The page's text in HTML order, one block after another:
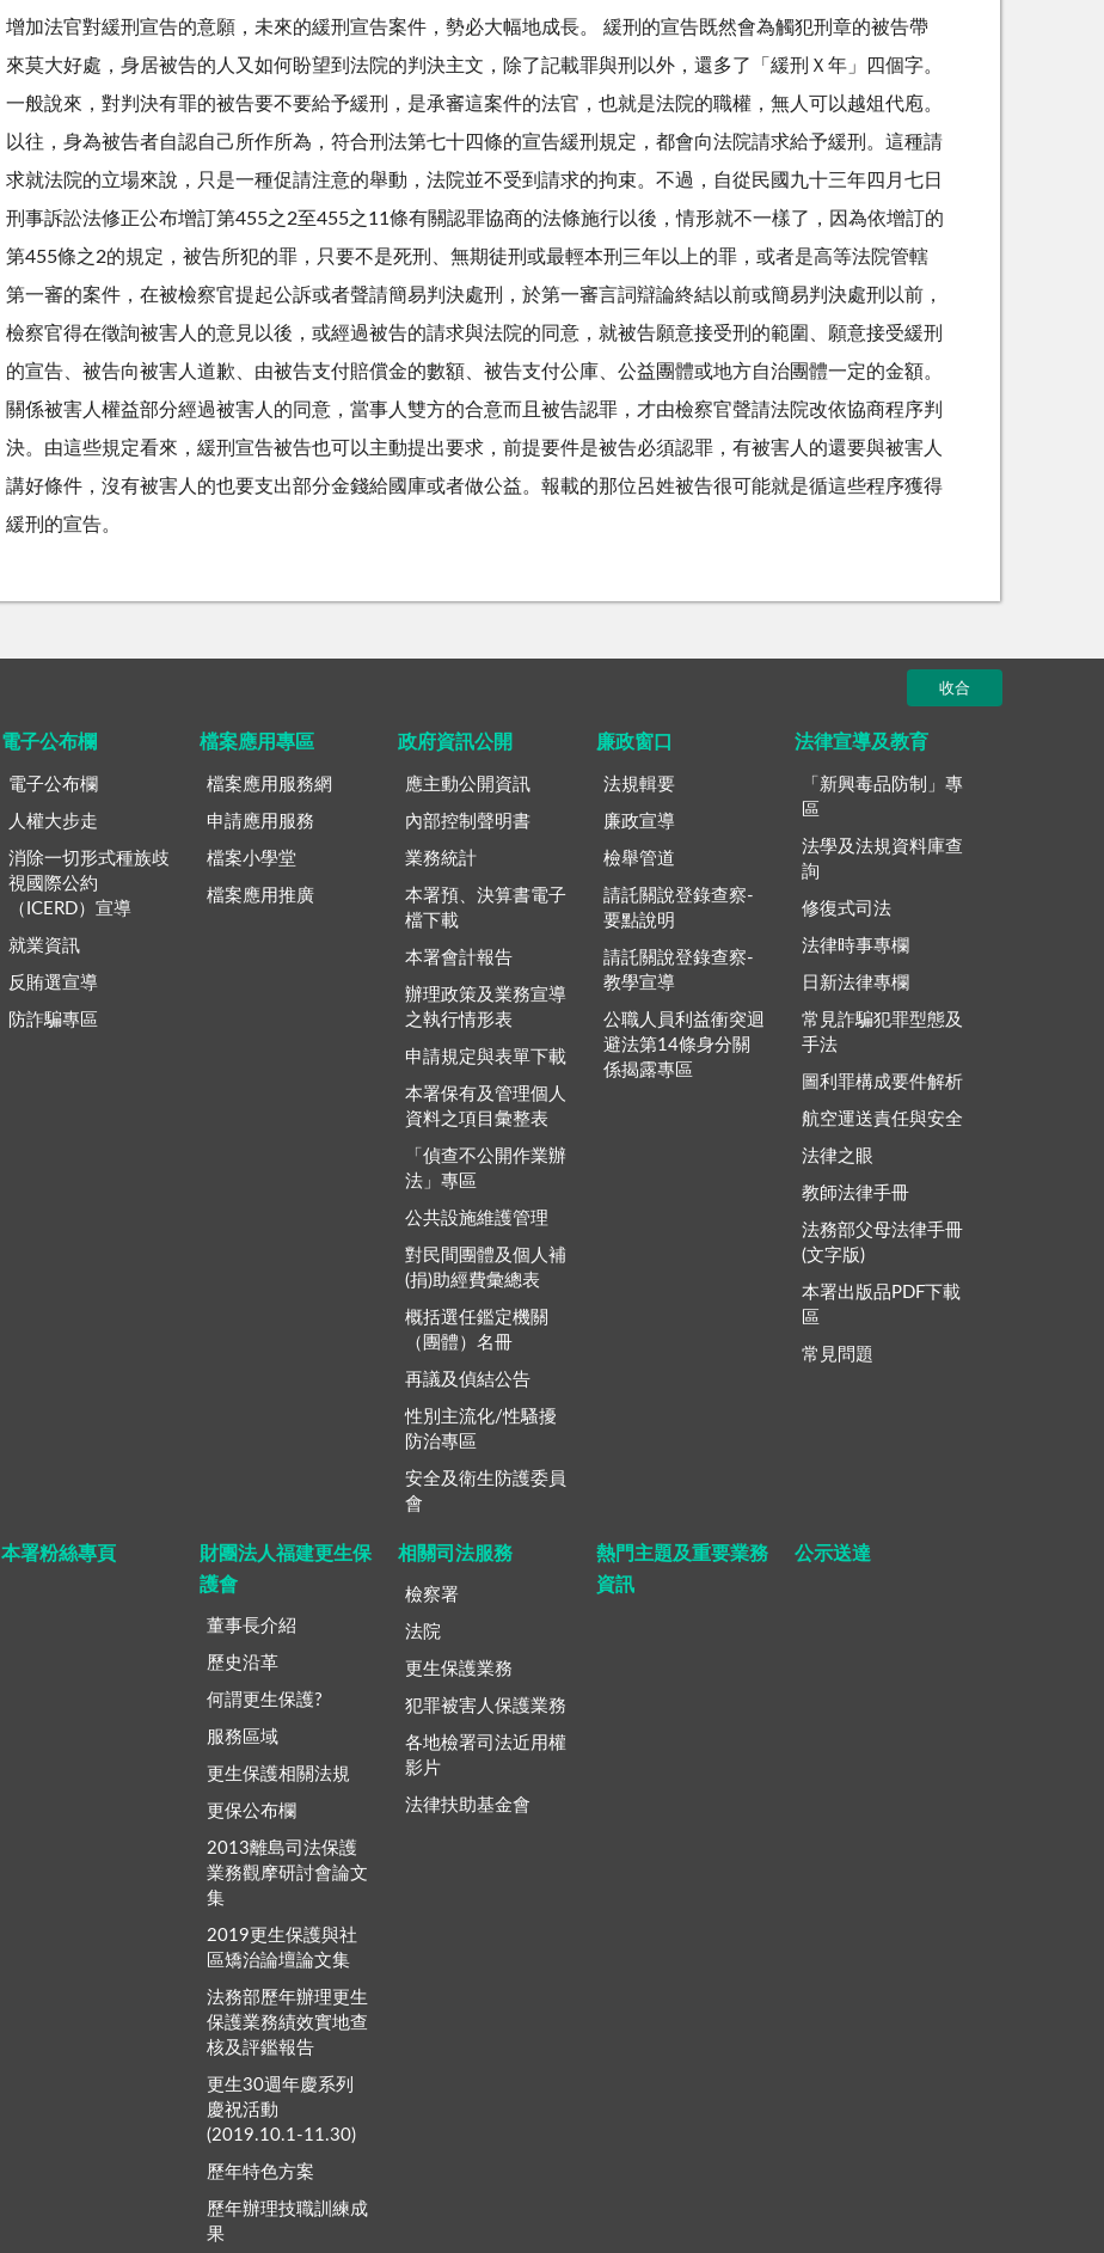
增加法官對緩刑宣告的意願，未來的緩刑宣告案件，勢必大幅地成長。 緩刑的宣告既然會為觸犯刑章的被告帶
來莫大好處，身居被告的人又如何盼望到法院的判決主文，除了記載罪與刑以外，還多了「緩刑Ｘ年」四個字。
一般說來，對判決有罪的被告要不要給予緩刑，是承審這案件的法官，也就是法院的職權，無人可以越俎代庖。
以往，身為被告者自認自己所作所為，符合刑法第七十四條的宣告緩刑規定，都會向法院請求給予緩刑。這種請
求就法院的立場來說，只是一種促請注意的舉動，法院並不受到請求的拘束。不過，自從民國九十三年四月七日
刑事訴訟法修正公布增訂第455之2至455之11條有關認罪協商的法條施行以後，情形就不一樣了，因為依增訂的
第455條之2的規定，被告所犯的罪，只要不是死刑、無期徒刑或最輕本刑三年以上的罪，或者是高等法院管轄
第一審的案件，在被檢察官提起公訴或者聲請簡易判決處刑，於第一審言詞辯論終結以前或簡易判決處刑以前，
檢察官得在徵詢被害人的意見以後，或經過被告的請求與法院的同意，就被告願意接受刑的範圍、願意接受緩刑
的宣告、被告向被害人道歉、由被告支付賠償金的數額、被告支付公庫、公益團體或地方自治團體一定的金額。
關係被害人權益部分經過被害人的同意，當事人雙方的合意而且被告認罪，才由檢察官聲請法院改依協商程序判
決。由這些規定看來，緩刑宣告被告也可以主動提出要求，前提要件是被告必須認罪，有被害人的還要與被害人
講好條件，沒有被害人的也要支出部分金錢給國庫或者做公益。報載的那位呂姓被告很可能就是循這些程序獲得
緩刑的宣告。
收合
電子公布欄
電子公布欄
人權大步走
消除一切形式種族歧
視國際公約
（ICERD）宣導
就業資訊
反賄選宣導
防詐騙專區
檔案應用專區
檔案應用服務網
申請應用服務
檔案小學堂
檔案應用推廣
政府資訊公開
應主動公開資訊
內部控制聲明書
業務統計
本署預、決算書電子
檔下載
本署會計報告
辦理政策及業務宣導
之執行情形表
申請規定與表單下載
本署保有及管理個人
資料之項目彙整表
「偵查不公開作業辦
法」專區
公共設施維護管理
對民間團體及個人補
(捐)助經費彙總表
概括選任鑑定機關
（團體）名冊
再議及偵結公告
性別主流化/性騷擾
防治專區
安全及衛生防護委員
會
廉政窗口
法規輯要
廉政宣導
檢舉管道
請託關說登錄查察-
要點說明
請託關說登錄查察-
教學宣導
公職人員利益衝突迴
避法第14條身分關
係揭露專區
法律宣導及教育
「新興毒品防制」專
區
法學及法規資料庫查
詢
修復式司法
法律時事專欄
日新法律專欄
常見詐騙犯罪型態及
手法
圖利罪構成要件解析
航空運送責任與安全
法律之眼
教師法律手冊
法務部父母法律手冊
(文字版)
本署出版品PDF下載
區
常見問題
本署粉絲專頁
財團法人福建更生保
護會
董事長介紹
歷史沿革
何謂更生保護?
服務區域
更生保護相關法規
更保公布欄
2013離島司法保護
業務觀摩研討會論文
集
2019更生保護與社
區矯治論壇論文集
法務部歷年辦理更生
保護業務績效實地查
核及評鑑報告
更生30週年慶系列
慶祝活動
(2019.10.1-11.30)
歷年特色方案
歷年辦理技職訓練成
果
相關司法服務
檢察署
法院
更生保護業務
犯罪被害人保護業務
各地檢署司法近用權
影片
法律扶助基金會
熱門主題及重要業務
資訊
公示送達